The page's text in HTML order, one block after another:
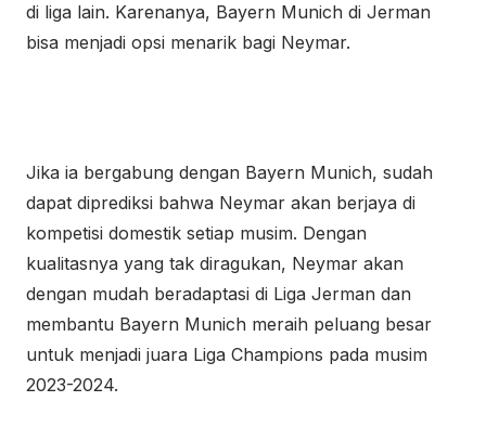
di liga lain. Karenanya, Bayern Munich di Jerman
bisa menjadi opsi menarik bagi Neymar.
Jika ia bergabung dengan Bayern Munich, sudah
dapat diprediksi bahwa Neymar akan berjaya di
kompetisi domestik setiap musim. Dengan
kualitasnya yang tak diragukan, Neymar akan
dengan mudah beradaptasi di Liga Jerman dan
membantu Bayern Munich meraih peluang besar
untuk menjadi juara Liga Champions pada musim
2023-2024.